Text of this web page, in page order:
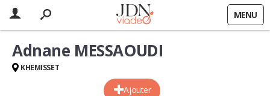
MENU
Ajouter
Adnane MESSAOUDI
KHEMISSET